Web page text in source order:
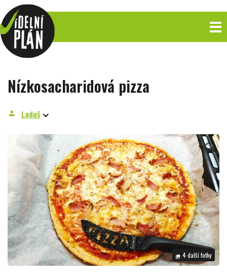
Nízkosacharidová pizza
person Laduš
photo_library 4 další fotky